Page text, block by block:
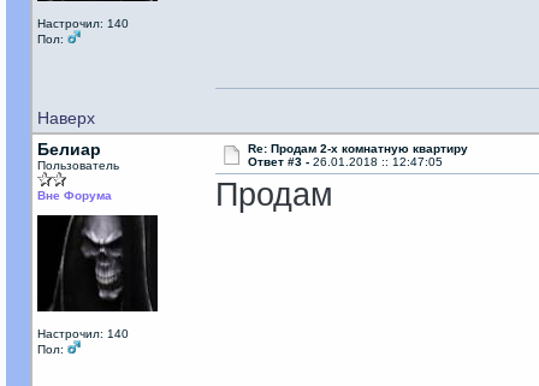
Настрочил: 140
Пол:
Наверх
Белиар
Пользователь
Вне Форума
Настрочил: 140
Пол:
Re: Продам 2-х комнатную квартиру
Ответ #3 - 26.01.2018 :: 12:47:05
Продам